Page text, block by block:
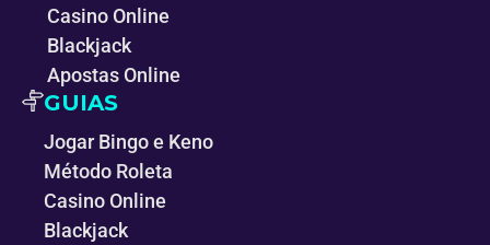
Casino Online
Blackjack
Apostas Online
GUIAS
Jogar Bingo e Keno
Método Roleta
Casino Online
Blackjack